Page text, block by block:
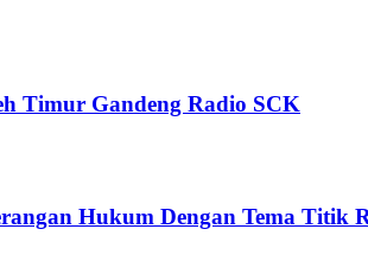
Timur Gandeng Radio SCK
Hukum Dengan Tema Titik